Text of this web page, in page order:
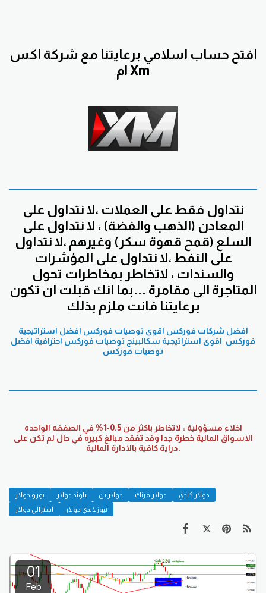
افتح حساب اسلامي برعايتنا مع شركة اكس
ام Xm
نتداول فقط على العملات ،لا نتداول على
المعادن (الذهب والفضة) ، لا نتداول على
السلع (قمح قهوة سكر) وغيرهم ،لا نتداول
على النفط ،لا نتداول على المؤشرات
والسندات ، لاتخاطر بمخاطرات تحول
المتاجرة الى مقامرة ...بما انك قبلت ان تكون
برعايتنا فانت ملزم بذلك
افضل شركات فوركس اقوى توصيات فوركس افضل استراتيجية
فوركس اقوى استراتيجية سكالبينج توصيات فوركس احترافية افضل
توصيات فوركس
اخلاء مسؤولية : لاتخاطر باكثر من 0.5-1% في الصفقه الواحده
الاسواق المالية خطرة جدا وقد تفقد مبالغ كبيره في حال لم تكن على
دراية كافية بالادارة المالية.
يورو دولار باوند دولار دولار ين دولار فرنك
دولار كندي
استرالي دولار
نيوزلاندي دولار
01
Feb